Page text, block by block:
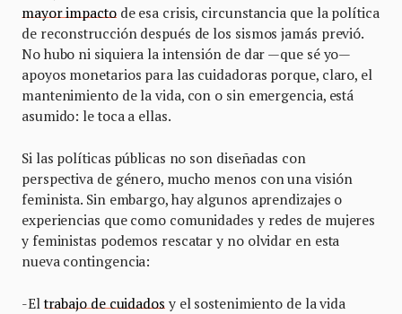
mayor impactode esa crisis, circunstancia que la política
de reconstrucción después de los sismos jamás previó.
No hubo ni siquiera la intensión de dar —que sé yo—
apoyos monetarios para las cuidadoras porque, claro, el
mantenimiento de la vida, con o sin emergencia, está
asumido: le toca a ellas.
Si las políticas públicas no son diseñadas con
perspectiva de género, mucho menos con una visión
feminista. Sin embargo, hay algunos aprendizajes o
experiencias que como comunidades y redes de mujeres
y feministas podemos rescatar y no olvidar en esta
nueva contingencia:
-Eltrabajo de cuidadosy el sostenimiento de la vida